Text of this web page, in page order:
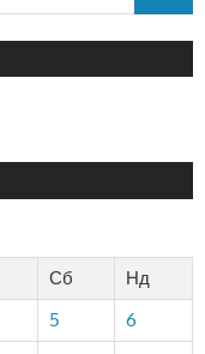
Сб
Нд
5
6